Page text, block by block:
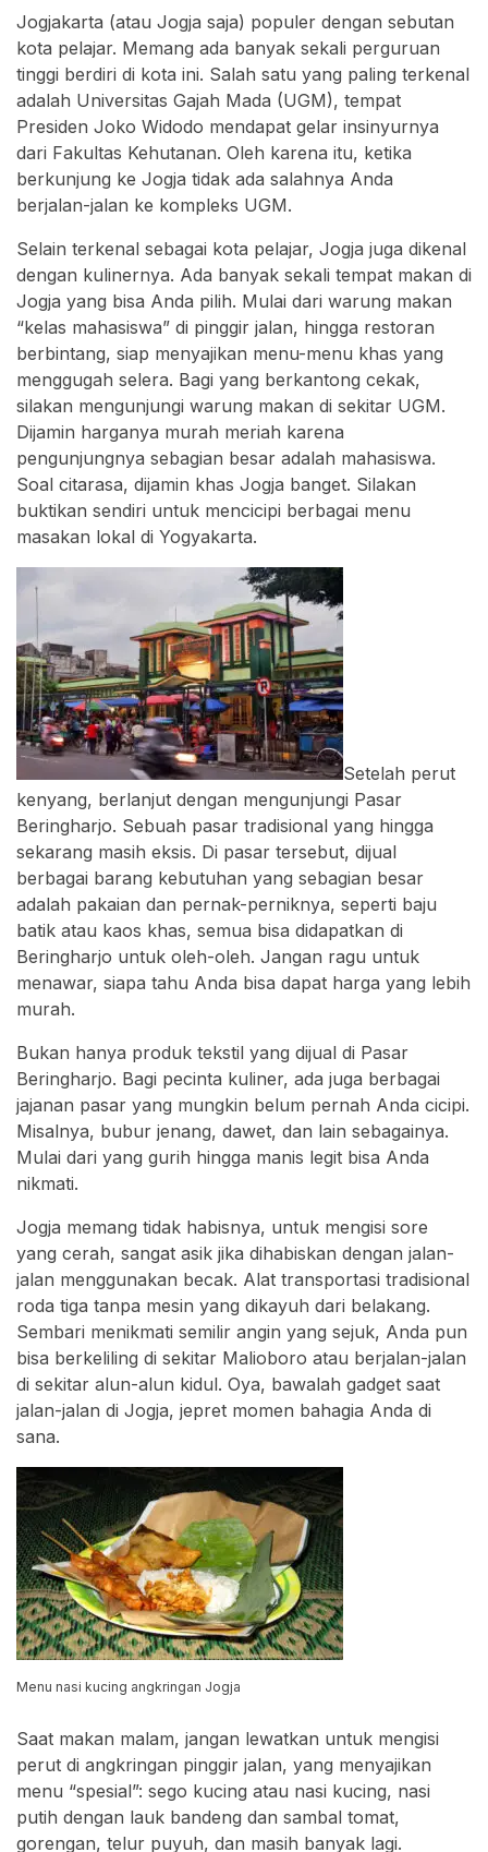
Jogjakarta (atau Jogja saja) populer dengan sebutan
kota pelajar. Memang ada banyak sekali perguruan
tinggi berdiri di kota ini. Salah satu yang paling terkenal
adalah Universitas Gajah Mada (UGM), tempat
Presiden Joko Widodo mendapat gelar insinyurnya
dari Fakultas Kehutanan. Oleh karena itu, ketika
berkunjung ke Jogja tidak ada salahnya Anda
berjalan-jalan ke kompleks UGM.
Selain terkenal sebagai kota pelajar, Jogja juga dikenal
dengan kulinernya. Ada banyak sekali tempat makan di
Jogja yang bisa Anda pilih. Mulai dari warung makan
“kelas mahasiswa” di pinggir jalan, hingga restoran
berbintang, siap menyajikan menu-menu khas yang
menggugah selera. Bagi yang berkantong cekak,
silakan mengunjungi warung makan di sekitar UGM.
Dijamin harganya murah meriah karena
pengunjungnya sebagian besar adalah mahasiswa.
Soal citarasa, dijamin khas Jogja banget. Silakan
buktikan sendiri untuk mencicipi berbagai menu
masakan lokal di Yogyakarta.
Setelah perut
kenyang, berlanjut dengan mengunjungi Pasar
Beringharjo. Sebuah pasar tradisional yang hingga
sekarang masih eksis. Di pasar tersebut, dijual
berbagai barang kebutuhan yang sebagian besar
adalah pakaian dan pernak-perniknya, seperti baju
batik atau kaos khas, semua bisa didapatkan di
Beringharjo untuk oleh-oleh. Jangan ragu untuk
menawar, siapa tahu Anda bisa dapat harga yang lebih
murah.
Bukan hanya produk tekstil yang dijual di Pasar
Beringharjo. Bagi pecinta kuliner, ada juga berbagai
jajanan pasar yang mungkin belum pernah Anda cicipi.
Misalnya, bubur jenang, dawet, dan lain sebagainya.
Mulai dari yang gurih hingga manis legit bisa Anda
nikmati.
Jogja memang tidak habisnya, untuk mengisi sore
yang cerah, sangat asik jika dihabiskan dengan jalan-
jalan menggunakan becak. Alat transportasi tradisional
roda tiga tanpa mesin yang dikayuh dari belakang.
Sembari menikmati semilir angin yang sejuk, Anda pun
bisa berkeliling di sekitar Malioboro atau berjalan-jalan
di sekitar alun-alun kidul. Oya, bawalah gadget saat
jalan-jalan di Jogja, jepret momen bahagia Anda di
sana.
Menu nasi kucing angkringan Jogja
Saat makan malam, jangan lewatkan untuk mengisi
perut di angkringan pinggir jalan, yang menyajikan
menu “spesial”: sego kucing atau nasi kucing, nasi
putih dengan lauk bandeng dan sambal tomat,
gorengan, telur puyuh, dan masih banyak lagi.